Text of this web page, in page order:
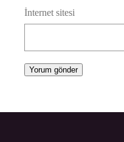
İnternet sitesi